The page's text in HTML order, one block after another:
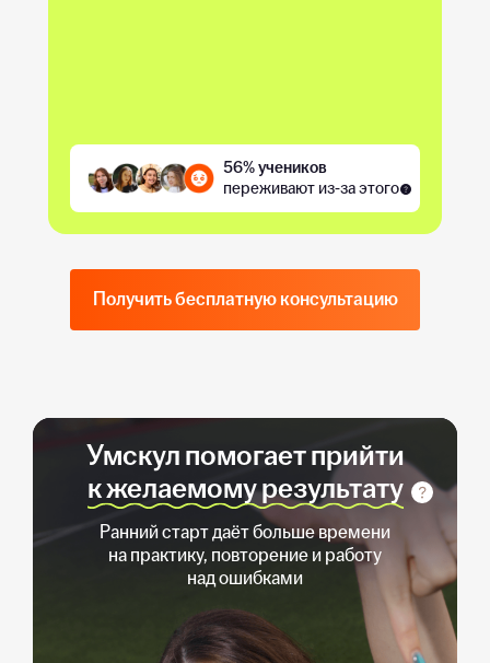
56% учеников
переживают из-за этого
Получить бесплатную консультацию
Ранний старт даёт больше времени
на практику, повторение и работу
над ошибками
Умскул помогает прийти
к желаемому результату